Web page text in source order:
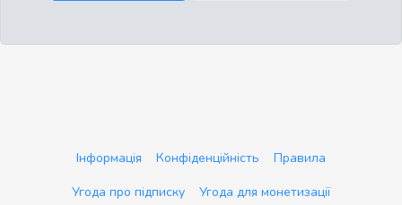
Інформація Конфіденційність
Правила
Угода про підписку
Угода для монетизації